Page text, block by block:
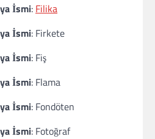
İsmi: Filika
İsmi: Firkete
İsmi: Fiş
İsmi: Flama
İsmi: Fondöten
İsmi: Fotoğraf